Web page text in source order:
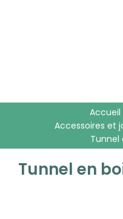
Accueil
Accessoires et
Tunnel
Tunnel en